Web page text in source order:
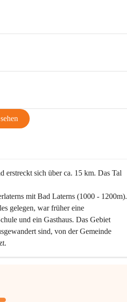
erstreckt sich über ca. 15 km. Das Tal
mit Bad Laterns (1000 - 1200m).
gelegen, war früher eine
und ein Gasthaus. Das Gebiet
sind, von der Gemeinde